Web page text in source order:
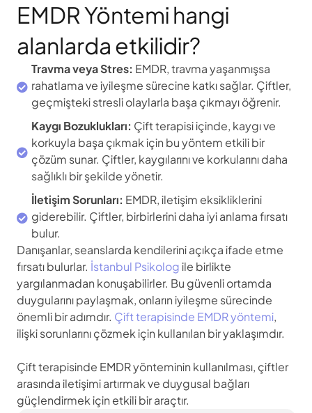
EMDR Yöntemi hangi
alanlarda etkilidir?
Travma veya Stres: EMDR, travma yaşanmışsa
rahatlama ve iyileşme sürecine katkı sağlar. Çiftler,
geçmişteki stresli olaylarla başa çıkmayı öğrenir.
Kaygı Bozuklukları: Çift terapisi içinde, kaygı ve
korkuyla başa çıkmak için bu yöntem etkili bir
çözüm sunar. Çiftler, kaygılarını ve korkularını daha
sağlıklı bir şekilde yönetir.
İletişim Sorunları: EMDR, iletişim eksikliklerini
giderebilir. Çiftler, birbirlerini daha iyi anlama fırsatı
bulur.
Danışanlar, seanslarda kendilerini açıkça ifade etme
fırsatı bulurlar. İstanbul Psikologile birlikte
yargılanmadan konuşabilirler. Bu güvenli ortamda
duygularını paylaşmak, onların iyileşme sürecinde
önemli bir adımdır. Çift terapisinde EMDR yöntemi,
ilişki sorunlarını çözmek için kullanılan bir yaklaşımdır.
Çift terapisinde EMDR yönteminin kullanılması, çiftler
arasında iletişimi artırmak ve duygusal bağları
güçlendirmek için etkili bir araçtır.